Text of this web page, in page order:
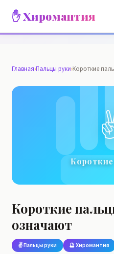
✋ Хиромантия
Главная›Пальцы руки›Короткие
Короткие
означают
✌️ Пальцы руки 🔮 Хиромантия